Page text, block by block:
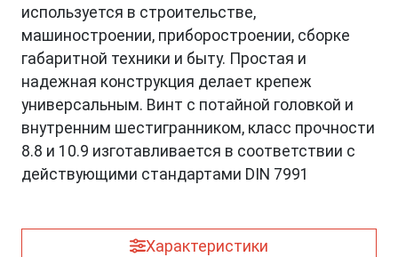
используется в строительстве,
машиностроении, приборостроении, сборке
габаритной техники и быту. Простая и
надежная конструкция делает крепеж
универсальным. Винт с потайной головкой и
внутренним шестигранником, класс прочности
8.8 и 10.9 изготавливается в соответствии с
действующими стандартами DIN 7991
Характеристики